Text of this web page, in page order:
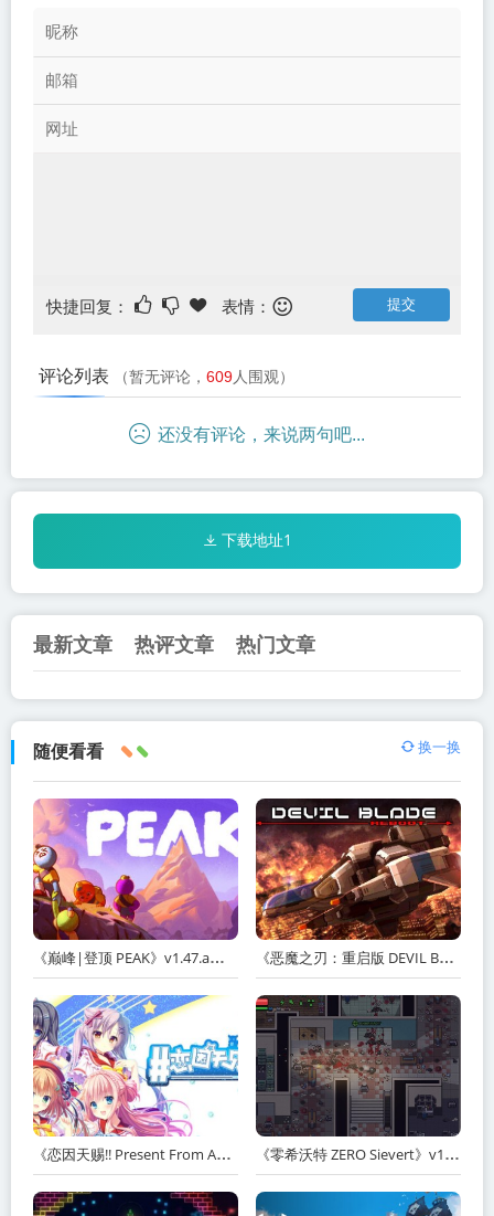
快捷回复： 表情：
评论列表 （暂无评论， 609人围观）
还没有评论，来说两句吧...
下载地址1
最新文章 热评文章 热门文章
随便看看 换一换
《巅峰|登顶 PEAK》v1.47.a【单机+联机】丨中文版网盘下载 《恶魔之刃：重启版 DEVIL BLADE REBOOT》v1.2.4-免安装中文版丨中文版网盘下载
《恋因天赐!! Present From Angel Template!! An Angel's Gift》Build.23930554-免安装中文版丨中文版网盘下载 《零希沃特 ZERO Sievert》v1.2.59-免安装中文版丨中文版网盘下载